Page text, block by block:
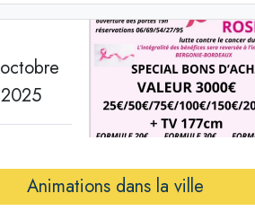
octobre
2025
Animations dans la ville